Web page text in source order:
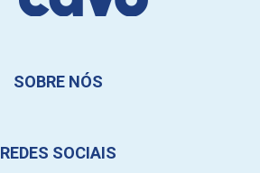
SOBRE NÓS
REDES SOCIAIS